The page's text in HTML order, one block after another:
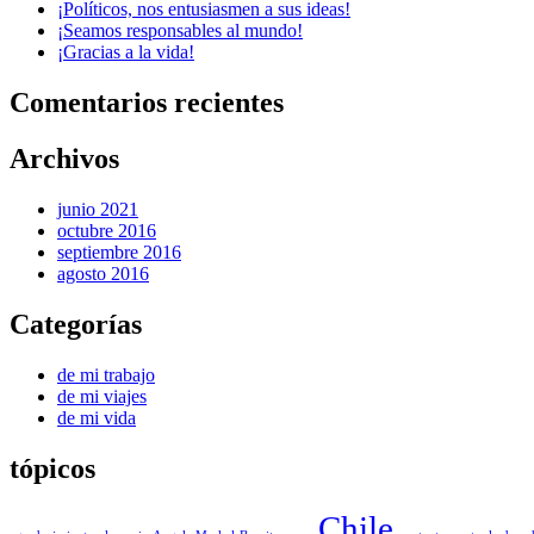
¡Políticos, nos entusiasmen a sus ideas!
¡Seamos responsables al mundo!
¡Gracias a la vida!
Comentarios recientes
Archivos
junio 2021
octubre 2016
septiembre 2016
agosto 2016
Categorías
de mi trabajo
de mi viajes
de mi vida
tópicos